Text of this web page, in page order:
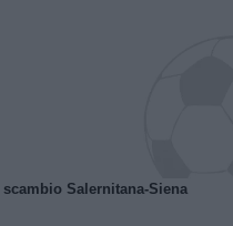
Salernitana-Siena